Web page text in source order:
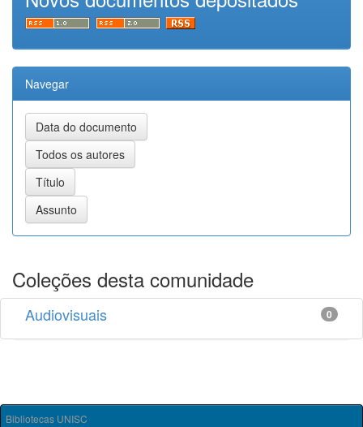
Navegar
Coleções desta comunidade
Audiovisuais 0
Bibliotecas UNISC